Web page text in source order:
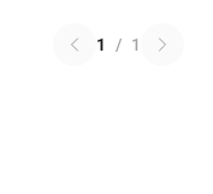
1 / 1